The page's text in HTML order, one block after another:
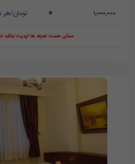
1,000,000
0 تومان/
ممکن هست تعرفه ها آپدیت نباشد